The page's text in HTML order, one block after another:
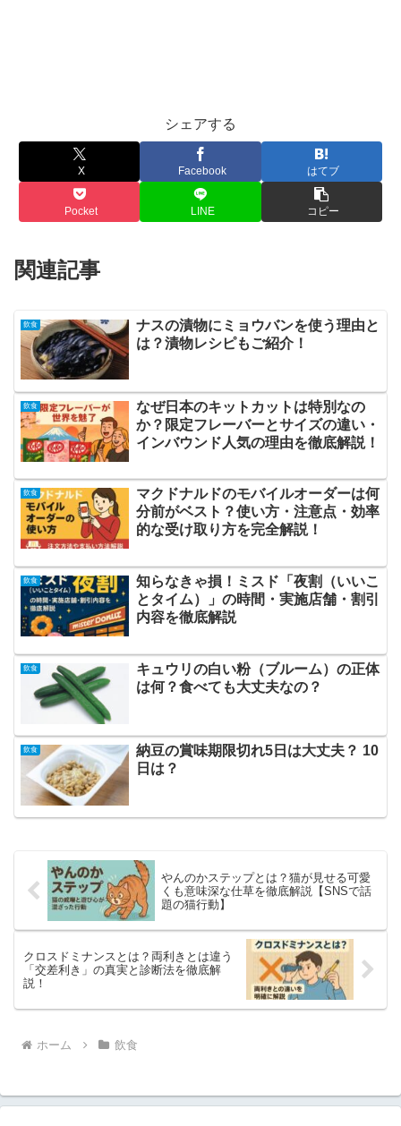
シェアする
X Facebook はてブ
Pocket LINE コピー
関連記事
飲食
ナスの漬物にミョウバンを使う理由と
は？漬物レシピもご紹介！
飲食
なぜ日本のキットカットは特別なの
か？限定フレーバーとサイズの違い・
インバウンド人気の理由を徹底解説！
飲食
マクドナルドのモバイルオーダーは何
分前がベスト？使い方・注意点・効率
的な受け取り方を完全解説！
飲食
知らなきゃ損！ミスド「夜割（いいこ
とタイム）」の時間・実施店舗・割引
内容を徹底解説
飲食
キュウリの白い粉（ブルーム）の正体
は何？食べても大丈夫なの？
飲食
納豆の賞味期限切れ5日は大丈夫？ 10
日は？
やんのかステップとは？猫が見せる可愛
くも意味深な仕草を徹底解説【SNSで話
題の猫行動】
クロスドミナンスとは？両利きとは違う
「交差利き」の真実と診断法を徹底解
説！
ホーム 飲食